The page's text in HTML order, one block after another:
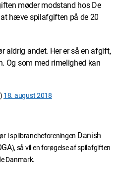
møder modstand hos De
at hæve spilafgiften på de 20
aldrig andet. Her er så en afgift,
Og som med rimelighed kan
18. august 2018
i spilbrancheforeningen Danish
), så vil en forøgelse af spilafgiften
Danmark.